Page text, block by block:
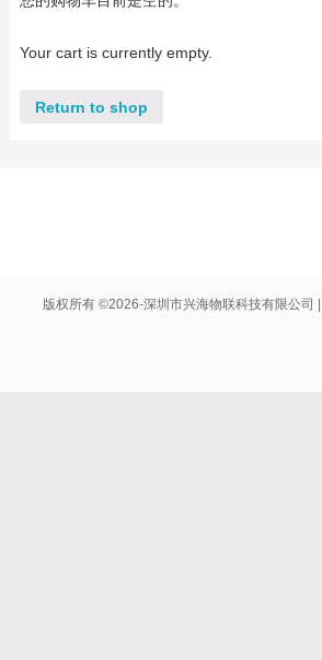
Your cart is currently empty.
Return to shop
版权所有 ©2026-深圳市兴海物联科技有限公司